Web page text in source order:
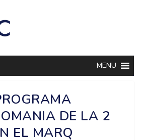
MENU
DE LA 2
EL MARQ